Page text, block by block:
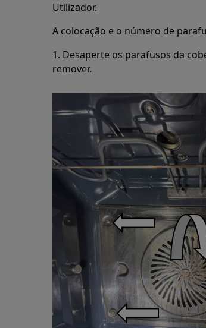
Utilizador.
A colocação e o número de
1. Desaperte os parafusos da
remover.